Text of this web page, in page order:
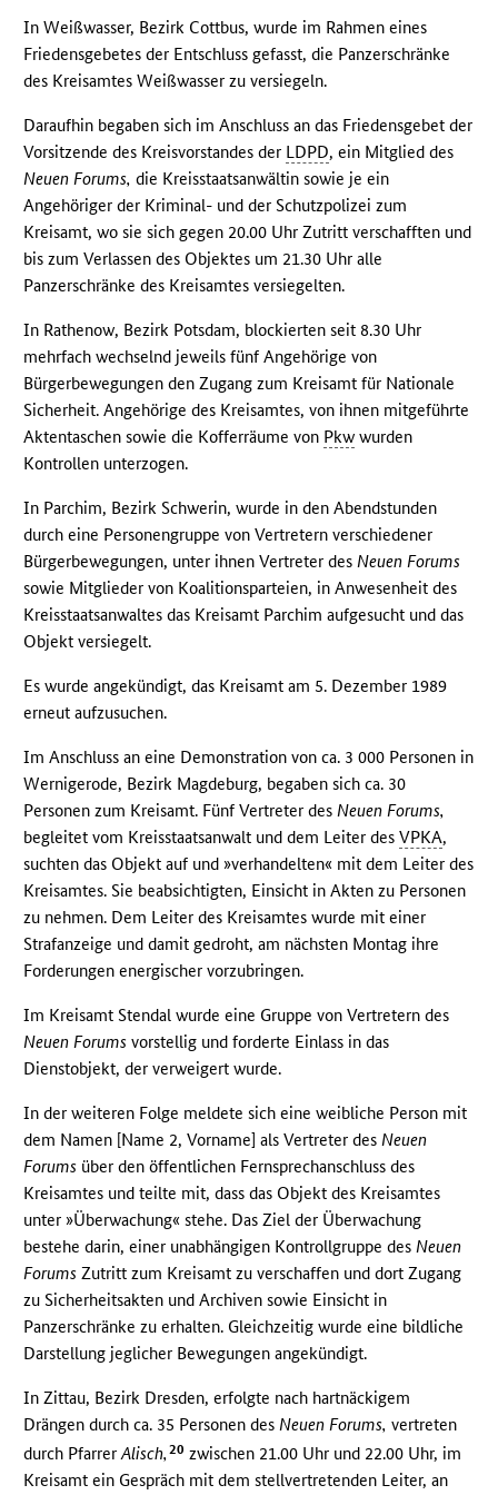
In Weißwasser, Bezirk Cottbus, wurde im Rahmen eines
Friedensgebetes der Entschluss gefasst, die Panzerschränke
des Kreisamtes Weißwasser zu versiegeln.
Daraufhin begaben sich im Anschluss an das Friedensgebet der
Vorsitzende des Kreisvorstandes der LDPD, ein Mitglied des
Neuen Forums, die Kreisstaatsanwältin sowie je ein
Angehöriger der Kriminal- und der Schutzpolizei zum
Kreisamt, wo sie sich gegen 20.00 Uhr Zutritt verschafften und
bis zum Verlassen des Objektes um 21.30 Uhr alle
Panzerschränke des Kreisamtes versiegelten.
In Rathenow, Bezirk Potsdam, blockierten seit 8.30 Uhr
mehrfach wechselnd jeweils fünf Angehörige von
Bürgerbewegungen den Zugang zum Kreisamt für Nationale
Sicherheit. Angehörige des Kreisamtes, von ihnen mitgeführte
Aktentaschen sowie die Kofferräume von Pkw wurden
Kontrollen unterzogen.
In Parchim, Bezirk Schwerin, wurde in den Abendstunden
durch eine Personengruppe von Vertretern verschiedener
Bürgerbewegungen, unter ihnen Vertreter desNeuen Forums
sowie Mitglieder von Koalitionsparteien, in Anwesenheit des
Kreisstaatsanwaltes das Kreisamt Parchim aufgesucht und das
Objekt versiegelt.
Es wurde angekündigt, das Kreisamt am 5. Dezember 1989
erneut aufzusuchen.
Im Anschluss an eine Demonstration von ca. 3 000 Personen in
Wernigerode, Bezirk Magdeburg, begaben sich ca. 30
Personen zum Kreisamt. Fünf Vertreter desNeuen Forums,
begleitet vom Kreisstaatsanwalt und dem Leiter desVPKA,
suchten das Objekt auf und »verhandelten« mit dem Leiter des
Kreisamtes. Sie beabsichtigten, Einsicht in Akten zu Personen
zu nehmen. Dem Leiter des Kreisamtes wurde mit einer
Strafanzeige und damit gedroht, am nächsten Montag ihre
Forderungen energischer vorzubringen.
Im Kreisamt Stendal wurde eine Gruppe von Vertretern des
Neuen Forums vorstellig und forderte Einlass in das
Dienstobjekt, der verweigert wurde.
In der weiteren Folge meldete sich eine weibliche Person mit
dem Namen [Name 2, Vorname] als Vertreter desNeuen
Forums über den öffentlichen Fernsprechanschluss des
Kreisamtes und teilte mit, dass das Objekt des Kreisamtes
unter »Überwachung« stehe. Das Ziel der Überwachung
bestehe darin, einer unabhängigen Kontrollgruppe desNeuen
Forums Zutritt zum Kreisamt zu verschaffen und dort Zugang
zu Sicherheitsakten und Archiven sowie Einsicht in
Panzerschränke zu erhalten. Gleichzeitig wurde eine bildliche
Darstellung jeglicher Bewegungen angekündigt.
In Zittau, Bezirk Dresden, erfolgte nach hartnäckigem
Drängen durch ca. 35 Personen desNeuen Forums, vertreten
durch PfarrerAlisch,20 zwischen 21.00 Uhr und 22.00 Uhr, im
Kreisamt ein Gespräch mit dem stellvertretenden Leiter, an